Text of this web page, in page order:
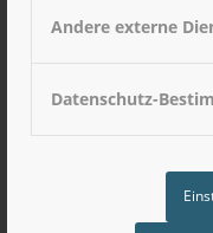
Andere externe
Datenschutz-